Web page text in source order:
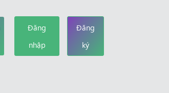
Đăng
nhập
Đăng
ký